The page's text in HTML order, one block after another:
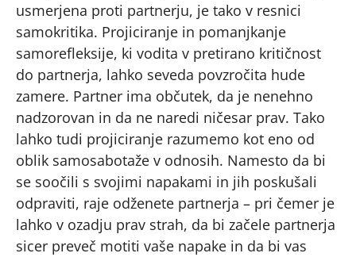
usmerjena proti partnerju, je tako v resnici
samokritika. Projiciranje in pomanjkanje
samorefleksije, ki vodita v pretirano kritičnost
do partnerja, lahko seveda povzročita hude
zamere. Partner ima občutek, da je nenehno
nadzorovan in da ne naredi ničesar prav. Tako
lahko tudi projiciranje razumemo kot eno od
oblik samosabotaže v odnosih. Namesto da bi
se soočili s svojimi napakami in jih poskušali
odpraviti, raje odženete partnerja – pri čemer je
lahko v ozadju prav strah, da bi začele partnerja
sicer preveč motiti vaše napake in da bi vas